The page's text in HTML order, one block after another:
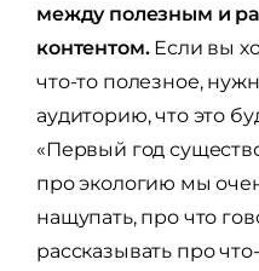
между полезным и
контентом.Если вы
что-то полезное,
аудиторию, что это
«Первый год
про экологию мы
нащупать, про что
рассказывать про